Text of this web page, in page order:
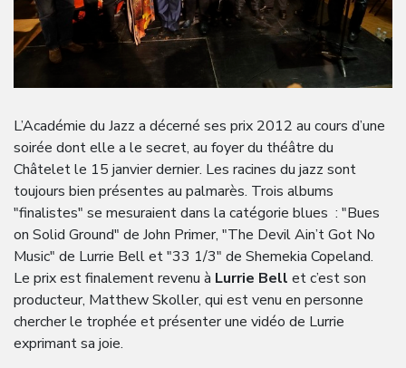
L’Académie du Jazz a décerné ses prix 2012 au cours d’une
soirée dont elle a le secret, au foyer du théâtre du
Châtelet le 15 janvier dernier. Les racines du jazz sont
toujours bien présentes au palmarès. Trois albums
"finalistes" se mesuraient dans la catégorie blues : "Bues
on Solid Ground" de John Primer, "The Devil Ain’t Got No
Music" de Lurrie Bell et "33 1/3" de Shemekia Copeland.
Le prix est finalement revenu à Lurrie Bell et c’est son
producteur, Matthew Skoller, qui est venu en personne
chercher le trophée et présenter une vidéo de Lurrie
exprimant sa joie.